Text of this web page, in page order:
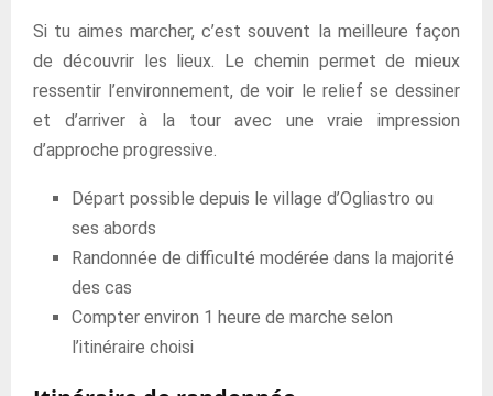
Si tu aimes marcher, c’est souvent la meilleure façon
de découvrir les lieux. Le chemin permet de mieux
ressentir l’environnement, de voir le relief se dessiner
et d’arriver à la tour avec une vraie impression
d’approche progressive.
Départ possible depuis le village d’Ogliastro ou
ses abords
Randonnée de difficulté modérée dans la majorité
des cas
Compter environ 1 heure de marche selon
l’itinéraire choisi